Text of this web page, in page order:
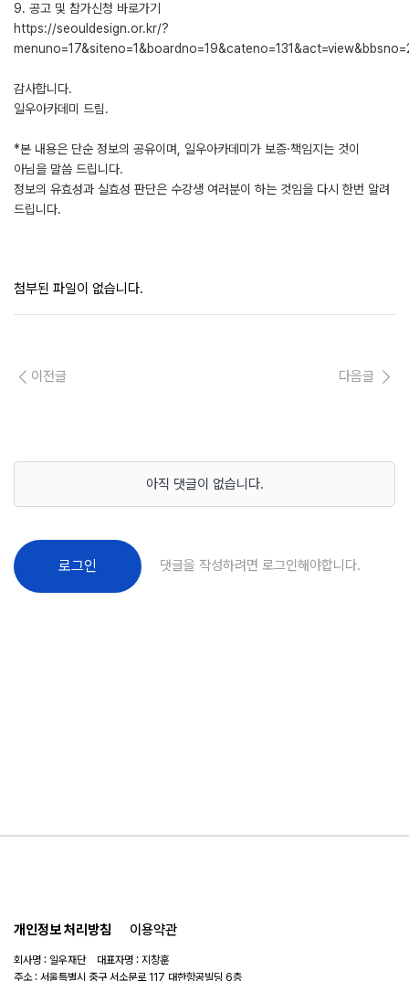
9. 공고 및 참가신청 바로가기
https://seouldesign.or.kr/?
감사합니다.
일우아카데미 드림.
*본 내용은 단순 정보의 공유이며, 일우아카데미가 보증·책임지는 것이
아님을 말씀 드립니다.
정보의 유효성과 실효성 판단은 수강생 여러분이 하는 것임을 다시 한번 알려
드립니다.
첨부된 파일이 없습니다.
이전글 다음글
아직 댓글이 없습니다.
로그인 댓글을 작성하려면 로그인해야합니다.
개인정보 처리방침 이용약관
회사명 : 일우재단 대표자명 : 지창훈
주소 : 서울특별시 중구 서소문로 117 대한항공빌딩 6층